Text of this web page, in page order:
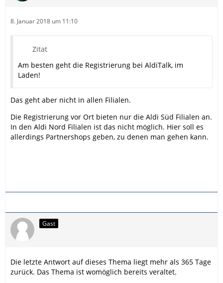
8. Januar 2018 um 11:10
Zitat
Am besten geht die Registrierung bei AldiTalk, im
Laden!
Das geht aber nicht in allen Filialen.
Die Registrierung vor Ort bieten nur die Aldi Süd Filialen an.
In den Aldi Nord Filialen ist das nicht möglich. Hier soll es
allerdings Partnershops geben, zu denen man gehen kann.
Gast
Die letzte Antwort auf dieses Thema liegt mehr als 365 Tage
zurück. Das Thema ist womöglich bereits veraltet.